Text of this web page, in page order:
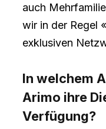
auch
wir in der Regel
exklusiven
In welchem
Arimo ihre
Verfügung?